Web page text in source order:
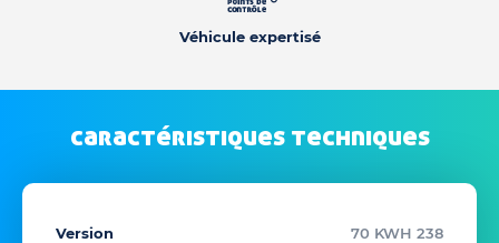
Véhicule expertisé
caractéristiques techniques
Version 70 KWH 238